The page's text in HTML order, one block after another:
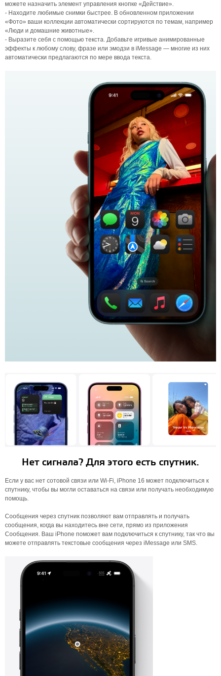
можете назначить элемент управления кнопке «Действие».
- Находите любимые снимки быстрее. В обновленном приложении
«Фото» ваши коллекции автоматически сортируются по темам, например
«Люди и домашние животные».
- Выразите себя с помощью текста. Добавьте игривые анимированные
эффекты к любому слову, фразе или эмодзи в iMessage — многие из них
автоматически предлагаются по мере ввода текста.
Нет сигнала? Для этого есть спутник.
Если у вас нет сотовой связи или Wi-Fi, iPhone 16 может подключиться к
спутнику, чтобы вы могли оставаться на связи или получать необходимую
помощь.
Сообщения через спутник позволяют вам отправлять и получать
сообщения, когда вы находитесь вне сети, прямо из приложения
Сообщения. Ваш iPhone поможет вам подключиться к спутнику, так что вы
можете отправлять текстовые сообщения через iMessage или SMS.